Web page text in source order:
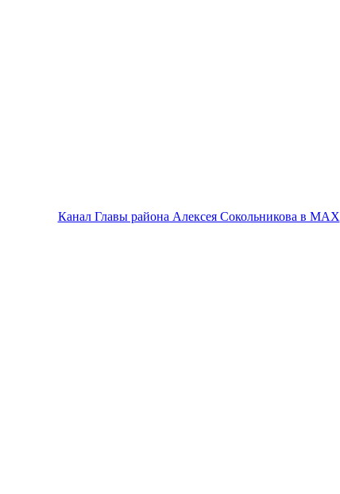
Канал Главы района Алексея Сокольникова в MAX